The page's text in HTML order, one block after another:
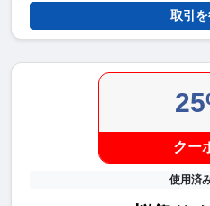
取引
クー
使用済